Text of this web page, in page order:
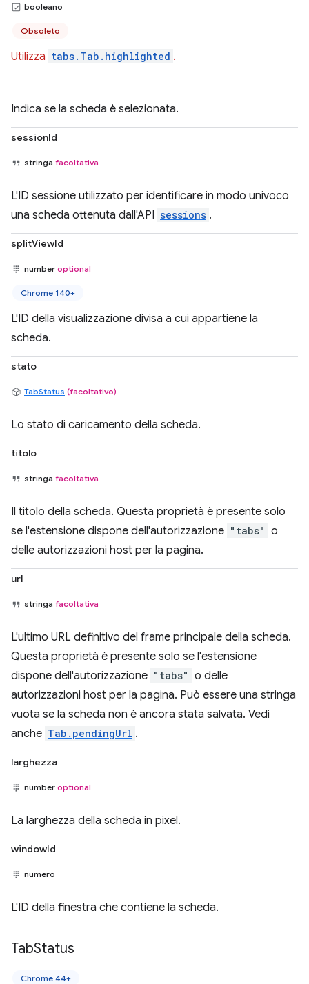
booleano
Obsoleto
Utilizza tabs.Tab.highlighted .
Indica se la scheda è selezionata.
sessionId
stringa facoltativa
L'ID sessione utilizzato per identificare in modo univoco
una scheda ottenuta dall'API sessions .
splitViewId
number optional
Chrome 140+
L'ID della visualizzazione divisa a cui appartiene la
scheda.
stato
TabStatus (facoltativo)
Lo stato di caricamento della scheda.
titolo
stringa facoltativa
Il titolo della scheda. Questa proprietà è presente solo
se l'estensione dispone dell'autorizzazione "tabs" o
delle autorizzazioni host per la pagina.
url
stringa facoltativa
L'ultimo URL definitivo del frame principale della scheda.
Questa proprietà è presente solo se l'estensione
dispone dell'autorizzazione "tabs" o delle
autorizzazioni host per la pagina. Può essere una stringa
vuota se la scheda non è ancora stata salvata. Vedi
anche Tab.pendingUrl .
larghezza
number optional
La larghezza della scheda in pixel.
windowId
numero
L'ID della finestra che contiene la scheda.
TabStatus
Chrome 44+